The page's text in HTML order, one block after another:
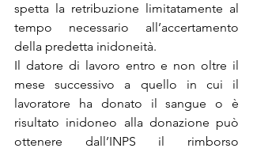
spetta la retribuzione limitatamente al
tempo necessario all’accertamento
della predetta inidoneità.
Il datore di lavoro entro e non oltre il
mese successivo a quello in cui il
lavoratore ha donato il sangue o è
risultato inidoneo alla donazione può
ottenere dall’INPS il rimborso